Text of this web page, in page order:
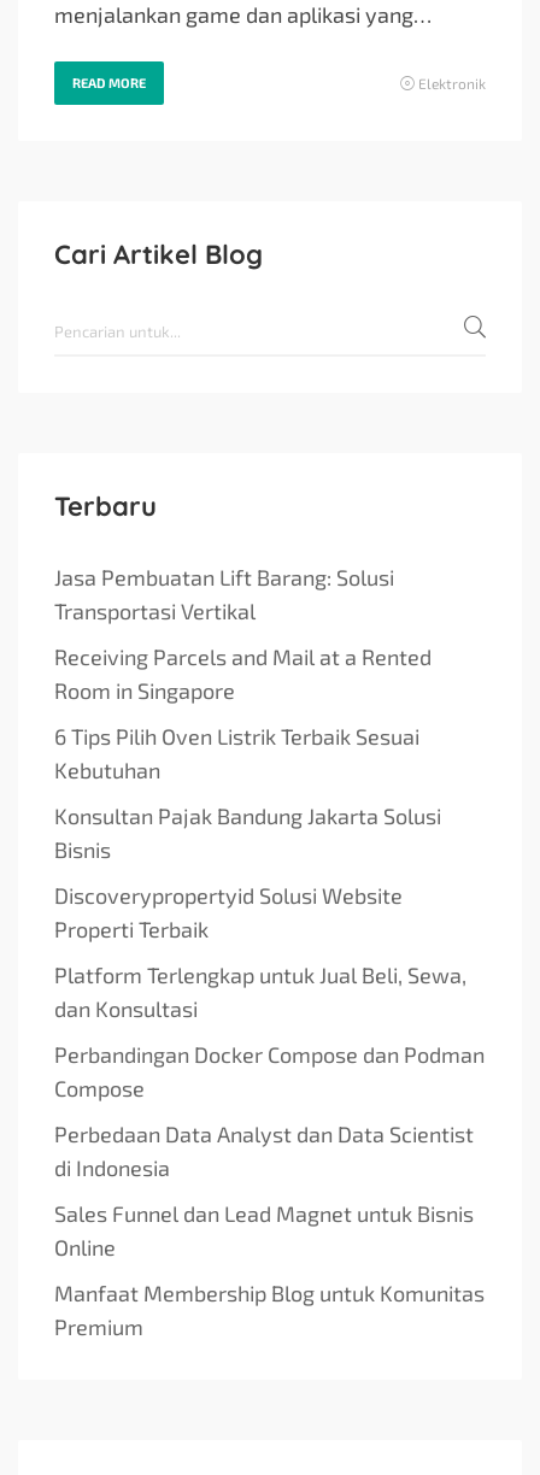
menjalankan game dan aplikasi yang…
READ MORE Elektronik
Cari Artikel Blog
Terbaru
Jasa Pembuatan Lift Barang: Solusi
Transportasi Vertikal
Receiving Parcels and Mail at a Rented
Room in Singapore
6 Tips Pilih Oven Listrik Terbaik Sesuai
Kebutuhan
Konsultan Pajak Bandung Jakarta Solusi
Bisnis
Discoverypropertyid Solusi Website
Properti Terbaik
Platform Terlengkap untuk Jual Beli, Sewa,
dan Konsultasi
Perbandingan Docker Compose dan Podman
Compose
Perbedaan Data Analyst dan Data Scientist
di Indonesia
Sales Funnel dan Lead Magnet untuk Bisnis
Online
Manfaat Membership Blog untuk Komunitas
Premium